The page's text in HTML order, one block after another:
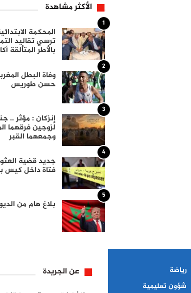
الأكثر مشاهدة
1
المحكمة
ترسي تقاليد
بالأطر المتألقة
2
وفاة البطل
حسن طوريس
3
إنزكان : مؤثر ..
لزوجين فرقهما
وجمعهما القبر
4
جديد قضية
فتاة داخل كيس
5
بلاغ هام من
رياضة
شؤون تعليمية
عن الجريدة